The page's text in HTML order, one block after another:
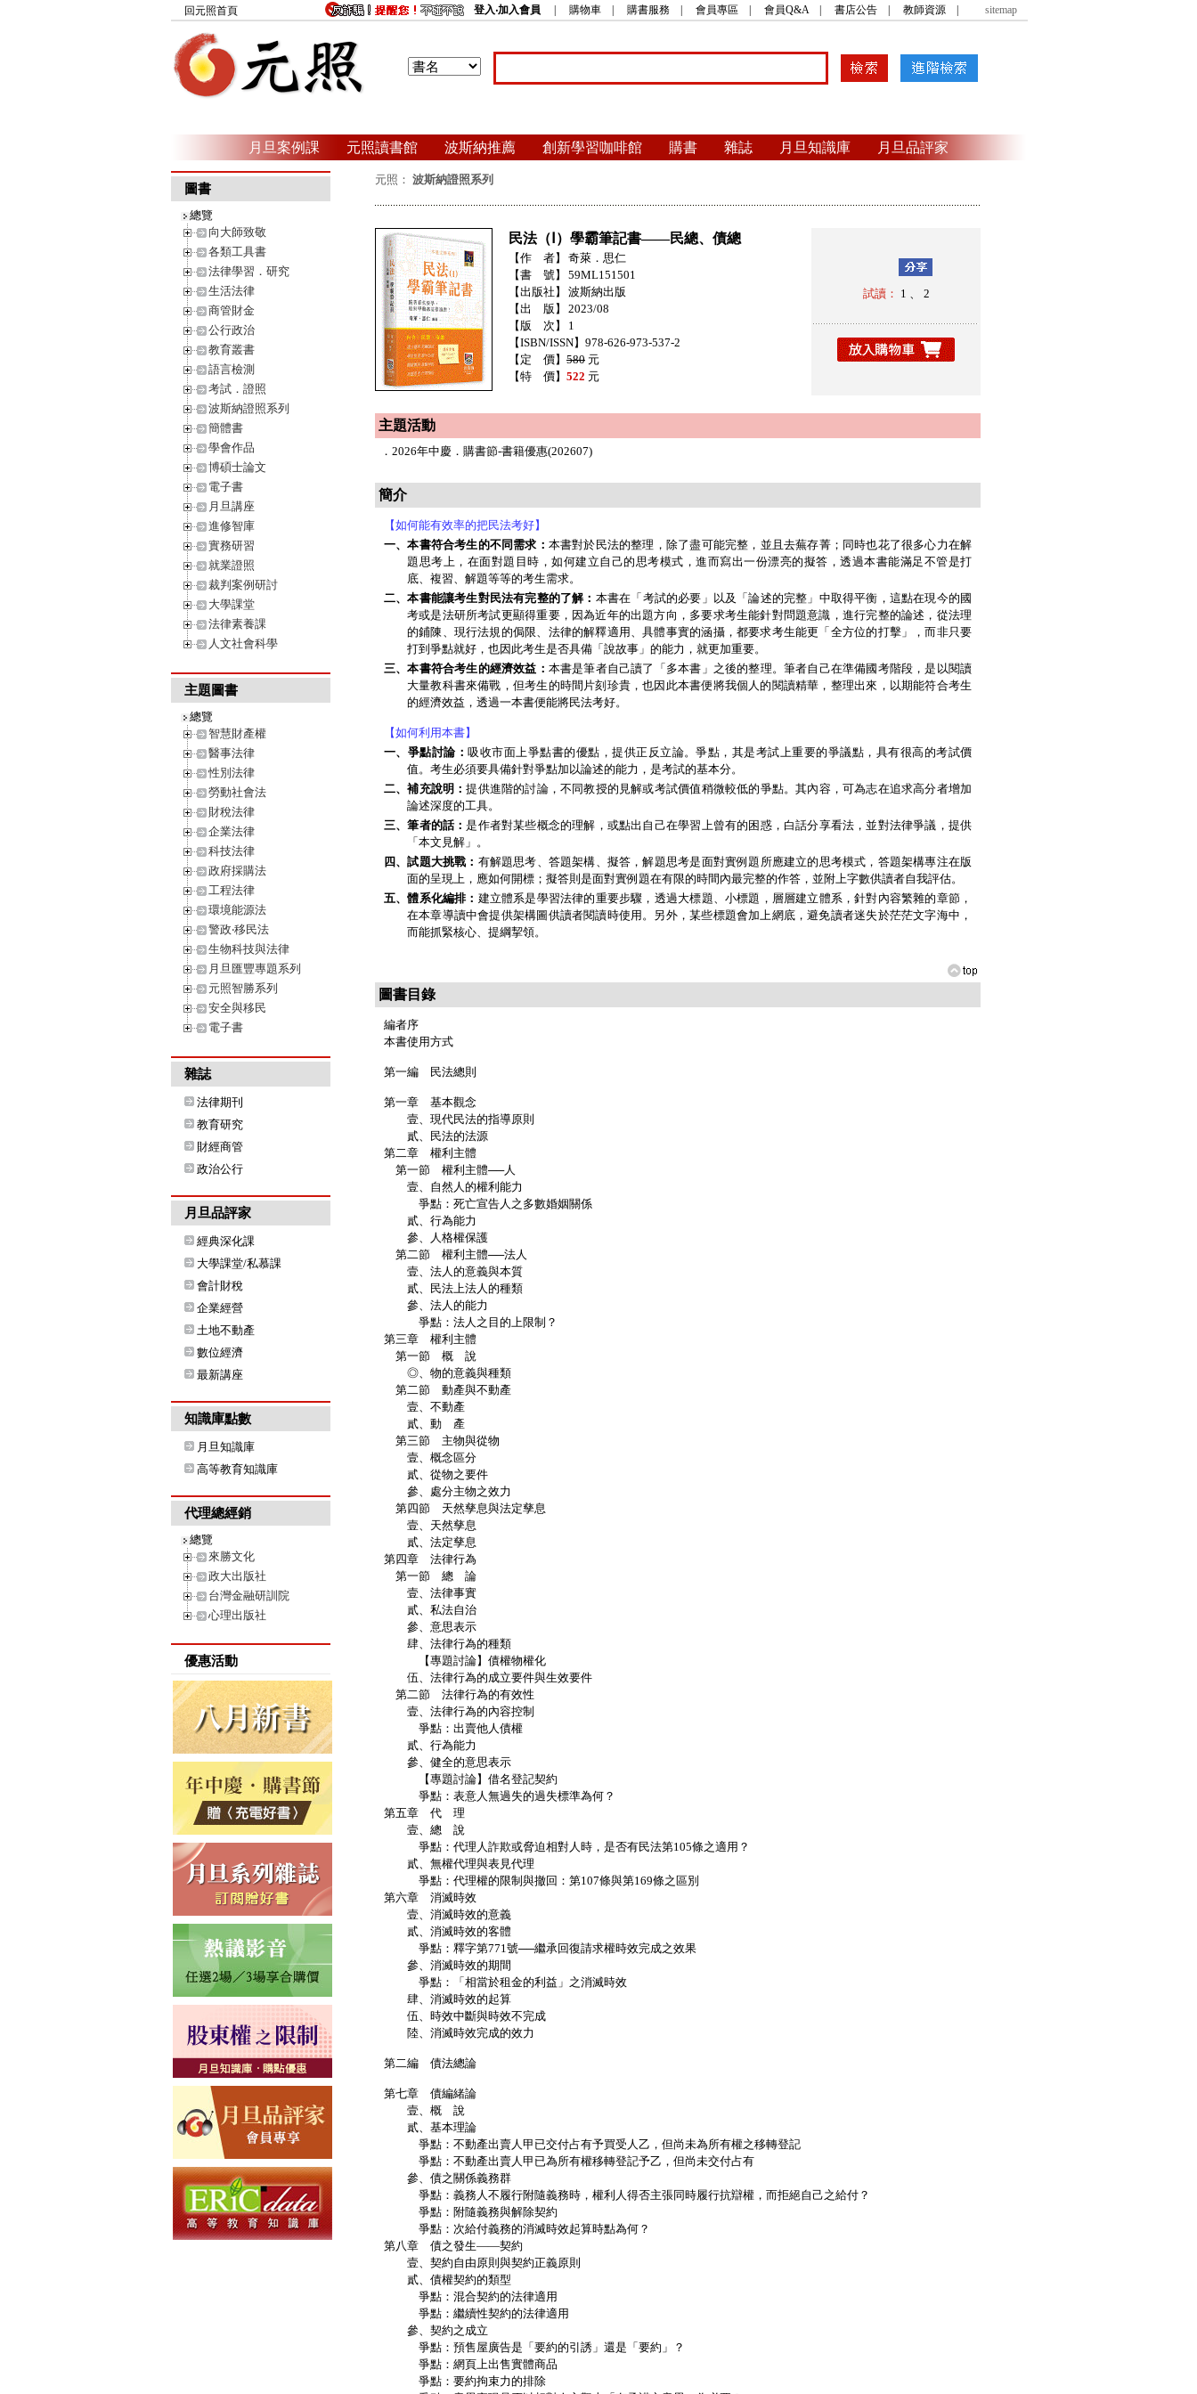
回元照首頁 登入‧加入會員 購物車 購書服務 會員專區 會員Q&A| 書店公告 教師資源 sitemap
月旦案例課 元照讀書館 波斯納推薦 創新學習咖啡館 購書 雜誌 月旦知識庫 月旦品評家
圖書
總覽
向大師致敬
各類工具書
法律學習．研究
生活法律
商管財金
公行政治
教育叢書
語言檢測
考試．證照
波斯納證照系列
簡體書
學會作品
博碩士論文
電子書
月旦講座
進修智庫
實務研習
就業證照
裁判案例研討
大學課堂
法律素養課
人文社會科學
主題圖書
總覽
智慧財產權
醫事法律
性別法律
勞動社會法
財稅法律
企業法律
科技法律
政府採購法
工程法律
環境能源法
警政‧移民法
生物科技與法律
月旦匯豐專題系列
元照智勝系列
安全與移民
電子書
雜誌
法律期刊
教育研究
財經商管
政治公行
月旦品評家
經典深化課
大學課堂/私慕課
會計財稅
企業經營
土地不動產
數位經濟
最新講座
知識庫點數
月旦知識庫
高等教育知識庫
代理總經銷
總覽
來勝文化
政大出版社
台灣金融研訓院
心理出版社
優惠活動
元照： 波斯納證照系列
民法（Ⅰ）學霸筆記書——民總、債總
【作 者】
奇萊．思仁
【書 號】
59ML151501
【出版社】
波斯納出版
【出 版】
2023/08
【版 次】
1
【ISBN/ISSN】978-626-973-537-2
【定 價】 580 元
【特 價】 522 元
試讀： 1 、 2
主題活動
． 2026年中慶．購書節-書籍優惠(202607)
簡介
【如何能有效率的把民法考好】
一、本書符合考生的不同需求： 本書對於民法的整理，除了盡可能完整，並且去蕪存菁；同時也花了很多心力在解
題思考上，在面對題目時，如何建立自己的思考模式，進而寫出一份漂亮的擬答，透過本書能滿足不管是打
底、複習、解題等等的考生需求。
二、本書能讓考生對民法有完整的了解： 本書在「考試的必要」以及「論述的完整」中取得平衡，這點在現今的國
考或是法研所考試更顯得重要，因為近年的出題方向，多要求考生能針對問題意識，進行完整的論述，從法理
的鋪陳、現行法規的侷限、法律的解釋適用、具體事實的涵攝，都要求考生能更「全方位的打擊」，而非只要
打到爭點就好，也因此考生是否具備「說故事」的能力，就更加重要。
三、本書符合考生的經濟效益： 本書是筆者自己讀了「多本書」之後的整理。筆者自己在準備國考階段，是以閱讀
大量教科書來備戰，但考生的時間片刻珍貴，也因此本書便將我個人的閱讀精華，整理出來，以期能符合考生
的經濟效益，透過一本書便能將民法考好。
【如何利用本書】
一、爭點討論：吸收市面上爭點書的優點，提供正反立論。爭點，其是考試上重要的爭議點，具有很高的考試價
值。考生必須要具備針對爭點加以論述的能力，是考試的基本分。
二、補充說明：提供進階的討論，不同教授的見解或考試價值稍微較低的爭點。其內容，可為志在追求高分者增加
論述深度的工具。
三、筆者的話：是作者對某些概念的理解，或點出自己在學習上曾有的困惑，白話分享看法，並對法律爭議，提供
「本文見解」。
四、試題大挑戰： 有解題思考、答題架構、擬答，解題思考是面對實例題所應建立的思考模式，答題架構專注在版
面的呈現上，應如何開標；擬答則是面對實例題在有限的時間內最完整的作答，並附上字數供讀者自我評估。
五、體系化編排： 建立體系是學習法律的重要步驟，透過大標題、小標題，層層建立體系，針對內容繁雜的章節，
在本章導讀中會提供架構圖供讀者閱讀時使用。另外，某些標題會加上網底，避免讀者迷失於茫茫文字海中，
而能抓緊核心、提綱挈領。
圖書目錄
編者序
本書使用方式
第一編 民法總則
第一章 基本觀念
壹、現代民法的指導原則
貳、民法的法源
第二章 權利主體
第一節 權利主體──人
壹、自然人的權利能力
爭點：死亡宣告人之多數婚姻關係
貳、行為能力
參、人格權保護
第二節 權利主體──法人
壹、法人的意義與本質
貳、民法上法人的種類
參、法人的能力
爭點：法人之目的上限制？
第三章 權利主體
第一節 概 說
◎、物的意義與種類
第二節 動產與不動產
壹、不動產
貳、動 產
第三節 主物與從物
壹、概念區分
貳、從物之要件
參、處分主物之效力
第四節 天然孳息與法定孳息
壹、天然孳息
貳、法定孳息
第四章 法律行為
第一節 總 論
壹、法律事實
貳、私法自治
參、意思表示
肆、法律行為的種類
【專題討論】債權物權化
伍、法律行為的成立要件與生效要件
第二節 法律行為的有效性
壹、法律行為的內容控制
爭點：出賣他人債權
貳、行為能力
參、健全的意思表示
【專題討論】借名登記契約
爭點：表意人無過失的過失標準為何？
第五章 代 理
壹、總 說
爭點：代理人詐欺或脅迫相對人時，是否有民法第105條之適用？
貳、無權代理與表見代理
爭點：代理權的限制與撤回：第107條與第169條之區別
第六章 消滅時效
壹、消滅時效的意義
貳、消滅時效的客體
爭點：釋字第771號──繼承回復請求權時效完成之效果
參、消滅時效的期間
爭點：「相當於租金的利益」之消滅時效
肆、消滅時效的起算
伍、時效中斷與時效不完成
陸、消滅時效完成的效力
第二編 債法總論
第七章 債編緒論
壹、概 說
貳、基本理論
爭點：不動產出賣人甲已交付占有予買受人乙，但尚未為所有權之移轉登記
爭點：不動產出賣人甲已為所有權移轉登記予乙，但尚未交付占有
參、債之關係義務群
爭點：義務人不履行附隨義務時，權利人得否主張同時履行抗辯權，而拒絕自己之給付？
爭點：附隨義務與解除契約
爭點：次給付義務的消滅時效起算時點為何？
第八章 債之發生——契約
壹、契約自由原則與契約正義原則
貳、債權契約的類型
爭點：混合契約的法律適用
爭點：繼續性契約的法律適用
參、契約之成立
爭點：預售屋廣告是「要約的引誘」還是「要約」？
爭點：網頁上出售實體商品
爭點：要約拘束力的排除